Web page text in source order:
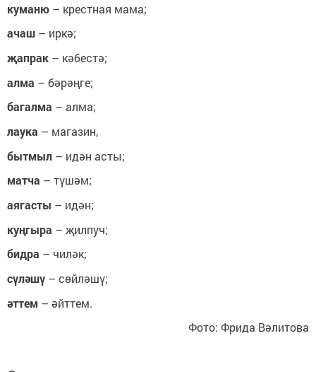
куманю – крестная мама;
ачаш – иркә;
җапрак – кәбестә;
алма – бәрәңге;
багалма – алма;
лаука – магазин,
бытмыл – идән асты;
матча – түшәм;
аягасты – идән;
куңгыра – җилпуч;
бидра – чиләк;
сүләшү – сөйләшү;
әттем – әйттем.
Фото: Фрида Вәлитова